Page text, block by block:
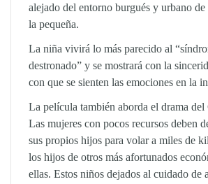
alejado del entorno burgués y urbano
la pequeña.
La niña vivirá lo más parecido al
destronado” y se mostrará con la
con que se sienten las emociones en la
La película también aborda el drama
Las mujeres con pocos recursos deben
sus propios hijos para volar a miles de
los hijos de otros más afortunados
ellas. Estos niños dejados al cuidado de